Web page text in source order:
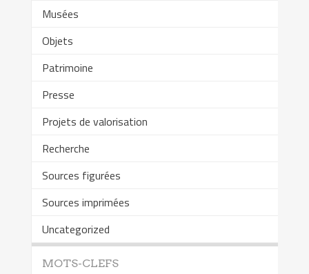
Musées
Objets
Patrimoine
Presse
Projets de valorisation
Recherche
Sources figurées
Sources imprimées
Uncategorized
MOTS-CLEFS